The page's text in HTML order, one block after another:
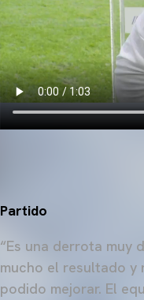
Partido
“Es una derrota muy
mucho el resultado y
podido mejorar. El